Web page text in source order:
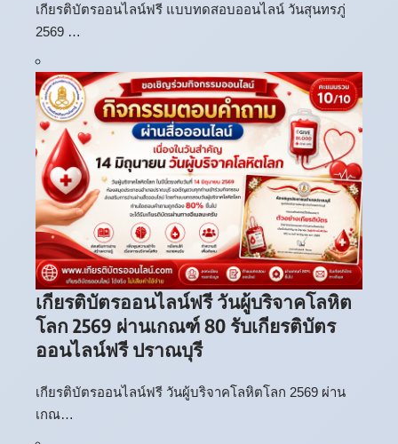
เกียรติบัตรออนไลน์ฟรี แบบทดสอบออนไลน์ วันสุนทรภู่
2569 …
เกียรติบัตรออนไลน์ฟรี วันผู้บริจาคโลหิต
โลก 2569 ผ่านเกณฑ์ 80 รับเกียรติบัตร
ออนไลน์ฟรี ปราณบุรี
เกียรติบัตรออนไลน์ฟรี วันผู้บริจาคโลหิตโลก 2569 ผ่าน
เกณ…